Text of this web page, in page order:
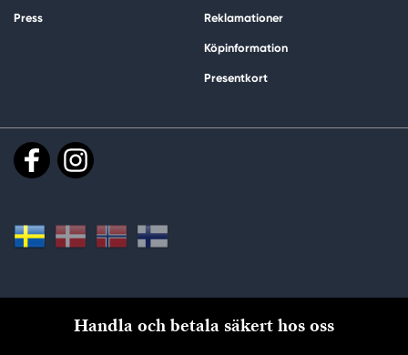
Press Reklamationer
Köpinformation
Presentkort
Handla och betala säkert hos oss